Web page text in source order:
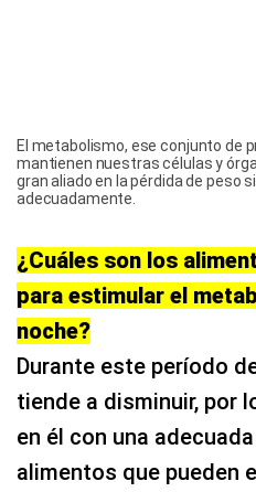
El metabolismo, ese conjunto de
mantienen nuestras células y
gran aliado en la pérdida de peso
adecuadamente.
¿Cuáles son los
para estimular el
noche?
Durante este período
tiende a disminuir, por
en él con una
alimentos que pueden